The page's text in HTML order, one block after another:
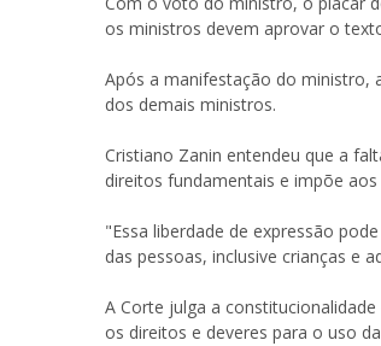
os ministros devem aprovar o
Após a manifestação do ministro,
dos demais ministros.
Cristiano Zanin entendeu que a
direitos fundamentais e impõe
"Essa liberdade de expressão
das pessoas, inclusive crianças e
A Corte julga a
os direitos e deveres para o uso